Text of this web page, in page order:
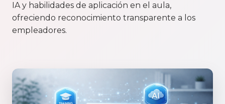
IA y habilidades de aplicación en el aula,
ofreciendo reconocimiento transparente a los
empleadores.